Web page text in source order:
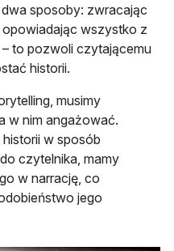
sposoby: zwracając
wszystko z
to pozwoli czytającemu
historii.
musimy
w nim angażować.
w sposób
czytelnika, mamy
w narrację, co
jego